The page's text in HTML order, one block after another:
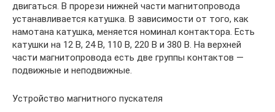
двигаться. В прорези нижней части магнитопровода
устанавливается катушка. В зависимости от того, как
намотана катушка, меняется номинал контактора. Есть
катушки на 12 В, 24 В, 110 В, 220 В и 380 В. На верхней
части магнитопровода есть две группы контактов —
подвижные и неподвижные.
Устройство магнитного пускателя